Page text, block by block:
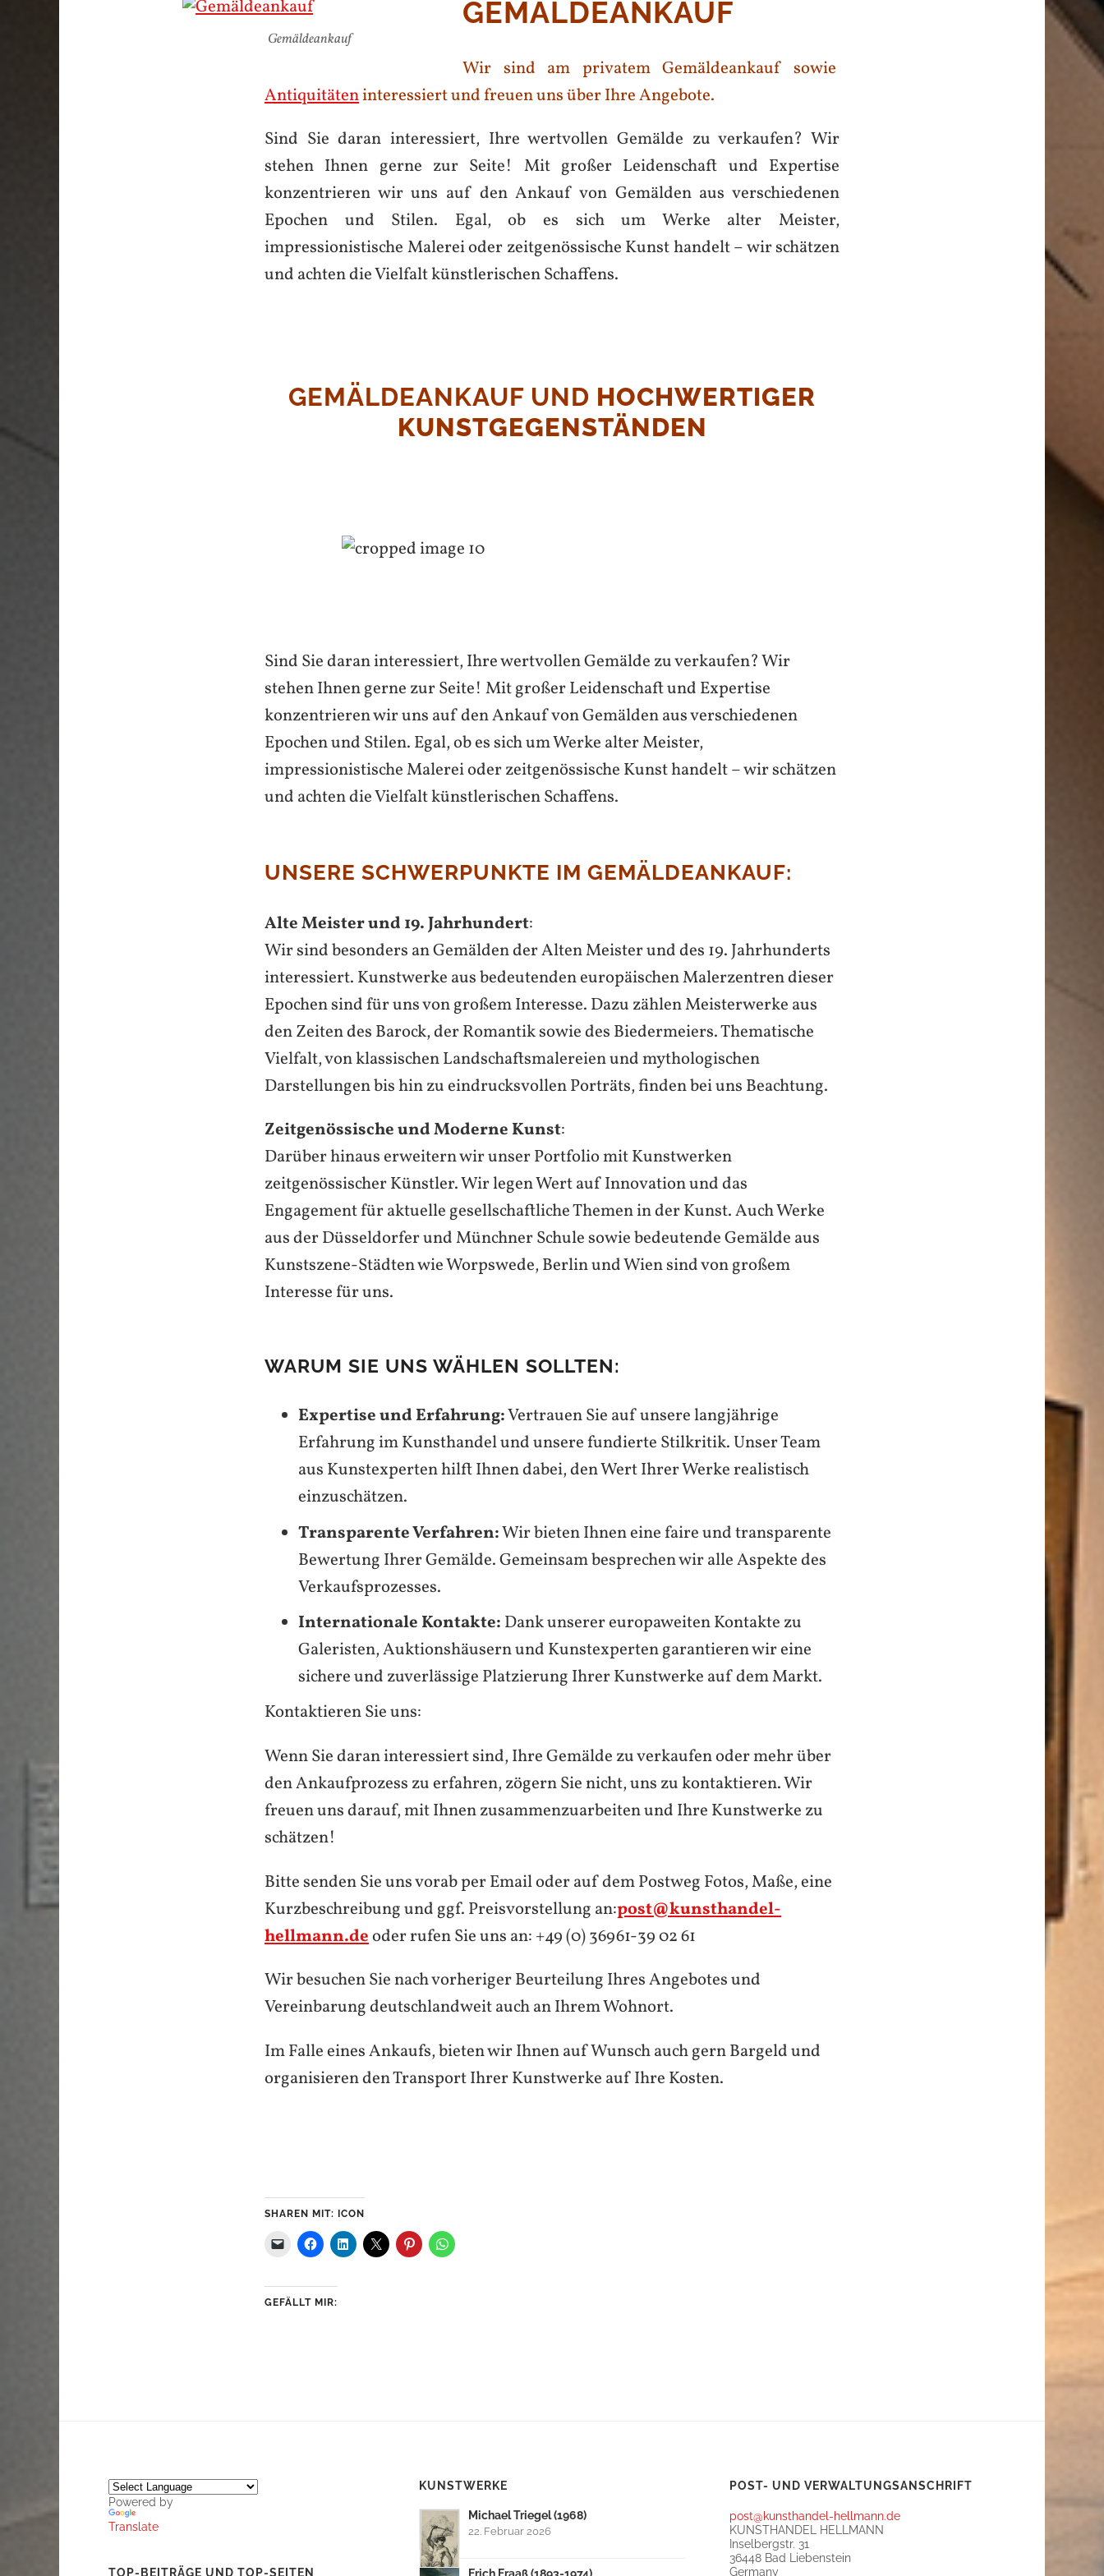
Gemäldeankauf
GEMÄLDEANKAUF
Wir sind am privatem Gemäldeankauf sowie
Antiquitäteninteressiert und freuen uns über Ihre Angebote.
Sind Sie daran interessiert, Ihre wertvollen Gemälde zu verkaufen? Wir
stehen Ihnen gerne zur Seite! Mit großer Leidenschaft und Expertise
konzentrieren wir uns auf den Ankauf von Gemälden aus verschiedenen
Epochen und Stilen. Egal, ob es sich um Werke alter Meister,
impressionistische Malerei oder zeitgenössische Kunst handelt – wir schätzen
und achten die Vielfalt künstlerischen Schaffens.
GEMÄLDEANKAUF UND HOCHWERTIGER
KUNSTGEGENSTÄNDEN
Sind Sie daran interessiert, Ihre wertvollen Gemälde zu verkaufen? Wir
stehen Ihnen gerne zur Seite! Mit großer Leidenschaft und Expertise
konzentrieren wir uns auf den Ankauf von Gemälden aus verschiedenen
Epochen und Stilen. Egal, ob es sich um Werke alter Meister,
impressionistische Malerei oder zeitgenössische Kunst handelt – wir schätzen
und achten die Vielfalt künstlerischen Schaffens.
UNSERE SCHWERPUNKTE IM GEMÄLDEANKAUF:
Alte Meister und 19. Jahrhundert:
Wir sind besonders an Gemälden der Alten Meister und des 19. Jahrhunderts
interessiert. Kunstwerke aus bedeutenden europäischen Malerzentren dieser
Epochen sind für uns von großem Interesse. Dazu zählen Meisterwerke aus
den Zeiten des Barock, der Romantik sowie des Biedermeiers. Thematische
Vielfalt, von klassischen Landschaftsmalereien und mythologischen
Darstellungen bis hin zu eindrucksvollen Porträts, finden bei uns Beachtung.
Zeitgenössische und Moderne Kunst:
Darüber hinaus erweitern wir unser Portfolio mit Kunstwerken
zeitgenössischer Künstler. Wir legen Wert auf Innovation und das
Engagement für aktuelle gesellschaftliche Themen in der Kunst. Auch Werke
aus der Düsseldorfer und Münchner Schule sowie bedeutende Gemälde aus
Kunstszene-Städten wie Worpswede, Berlin und Wien sind von großem
Interesse für uns.
WARUM SIE UNS WÄHLEN SOLLTEN:
Expertise und Erfahrung:Vertrauen Sie auf unsere langjährige
Erfahrung im Kunsthandel und unsere fundierte Stilkritik. Unser Team
aus Kunstexperten hilft Ihnen dabei, den Wert Ihrer Werke realistisch
einzuschätzen.
Transparente Verfahren:Wir bieten Ihnen eine faire und transparente
Bewertung Ihrer Gemälde. Gemeinsam besprechen wir alle Aspekte des
Verkaufsprozesses.
Internationale Kontakte: Dank unserer europaweiten Kontakte zu
Galeristen, Auktionshäusern und Kunstexperten garantieren wir eine
sichere und zuverlässige Platzierung Ihrer Kunstwerke auf dem Markt.
Kontaktieren Sie uns:
Wenn Sie daran interessiert sind, Ihre Gemälde zu verkaufen oder mehr über
den Ankaufprozess zu erfahren, zögern Sie nicht, uns zu kontaktieren. Wir
freuen uns darauf, mit Ihnen zusammenzuarbeiten und Ihre Kunstwerke zu
schätzen!
Bitte senden Sie uns vorab per Email oder auf dem Postweg Fotos, Maße, eine
Kurzbeschreibung und ggf. Preisvorstellung an:post@kunsthandel-
hellmann.deoder rufen Sie uns an: +49 (0) 36961-39 02 61
Wir besuchen Sie nach vorheriger Beurteilung Ihres Angebotes und
Vereinbarung deutschlandweit auch an Ihrem Wohnort.
Im Falle eines Ankaufs, bieten wir Ihnen auf Wunsch auch gern Bargeld und
organisieren den Transport Ihrer Kunstwerke auf Ihre Kosten.
SHAREN MIT: ICON
GEFÄLLT MIR:
Powered by
Translate
TOP-BEITRÄGE UND TOP-SEITEN
KUNSTWERKE
Michael Triegel (1968)
22. Februar 2026
Erich Fraaß (1893-1974)
POST- UND VERWALTUNGSANSCHRIFT
post@kunsthandel-hellmann.de
KUNSTHANDEL HELLMANN
Inselbergstr. 31
36448 Bad Liebenstein
Germany